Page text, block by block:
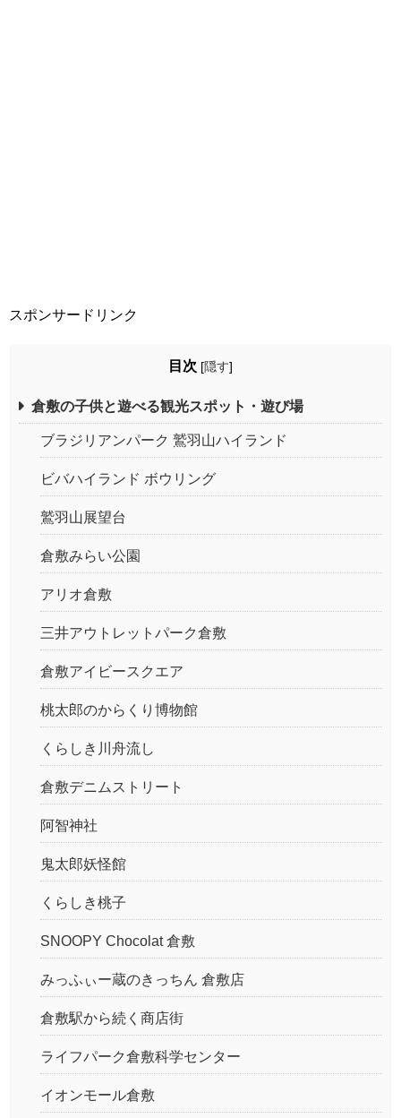
スポンサードリンク
目次 [隠す]
倉敷の子供と遊べる観光スポット・遊び場
ブラジリアンパーク 鷲羽山ハイランド
ビバハイランド ボウリング
鷲羽山展望台
倉敷みらい公園
アリオ倉敷
三井アウトレットパーク倉敷
倉敷アイビースクエア
桃太郎のからくり博物館
くらしき川舟流し
倉敷デニムストリート
阿智神社
鬼太郎妖怪館
くらしき桃子
SNOOPY Chocolat 倉敷
みっふぃー蔵のきっちん 倉敷店
倉敷駅から続く商店街
ライフパーク倉敷科学センター
イオンモール倉敷